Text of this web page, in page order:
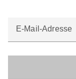
E-Mail-Adresse